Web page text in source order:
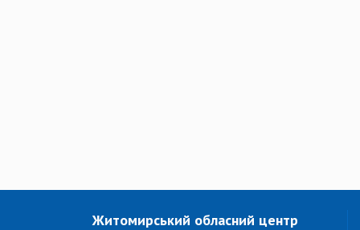
Житомирський обласний центр